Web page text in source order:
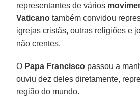
representantes de vários
Vaticano também convidou
igrejas cristãs, outras religiões e
não crentes.
O Papa Francisco passou a
ouviu dez deles diretamente,
região do mundo.